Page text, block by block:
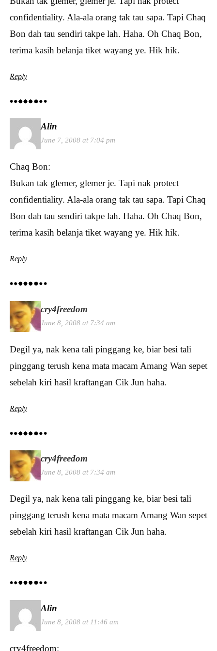
confidentiality. Ala-ala orang tak tau sapa. Tapi Chaq
Bon dah tau sendiri takpe lah. Haha. Oh Chaq Bon,
terima kasih belanja tiket wayang ye. Hik hik.
Reply
Alin
June 7, 2008 at 7:04 pm
Chaq Bon:
Bukan tak glemer, glemer je. Tapi nak protect
confidentiality. Ala-ala orang tak tau sapa. Tapi Chaq
Bon dah tau sendiri takpe lah. Haha. Oh Chaq Bon,
terima kasih belanja tiket wayang ye. Hik hik.
Reply
cry4freedom
June 8, 2008 at 7:34 am
Degil ya, nak kena tali pinggang ke, biar besi tali
pinggang terush kena mata macam Amang Wan sepet
sebelah kiri hasil kraftangan Cik Jun haha.
Reply
cry4freedom
June 8, 2008 at 7:34 am
Degil ya, nak kena tali pinggang ke, biar besi tali
pinggang terush kena mata macam Amang Wan sepet
sebelah kiri hasil kraftangan Cik Jun haha.
Reply
Alin
June 8, 2008 at 11:46 am
cry4freedom: